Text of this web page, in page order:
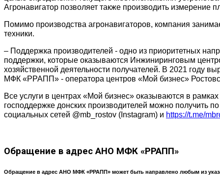
Агронавигатор позволяет также производить измерение
Помимо производства агронавигаторов, компания
техники.
– Поддержка производителей - одно из приоритетных
поддержки, которые оказываются Инжиниринговым
хозяйственной деятельности получателей. В 2021 году
МФК «РРАПП» - оператора центров «Мой бизнес»
Все услуги в центрах «Мой бизнес» оказываются в
господдержке донских производителей можно получить
социальных сетей @mb_rostov (Instagram) и https://t.me/
Обращение в адрес АНО МФК «РРАПП»
Обращение в адрес АНО МФК «РРАПП» может быть направлено любым из